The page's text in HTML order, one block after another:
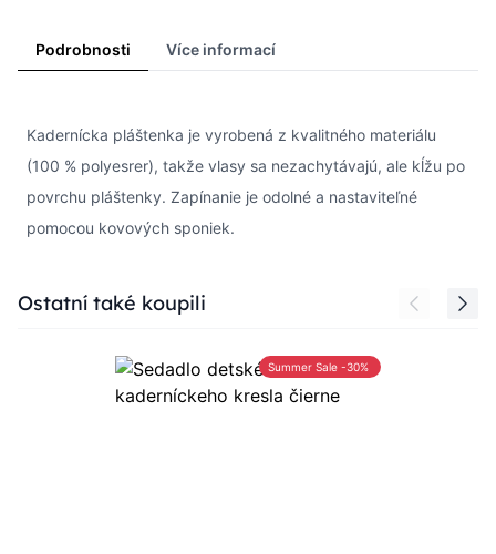
Podrobnosti Více informací
Kadernícka pláštenka je vyrobená z kvalitného materiálu
(100 % polyesrer), takže vlasy sa nezachytávajú, ale kĺžu po
povrchu pláštenky. Zapínanie je odolné a nastaviteľné
pomocou kovových sponiek.
Press to skip carousel
Ostatní také koupili
Summer Sale -30%